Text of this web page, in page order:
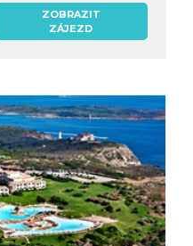
ZOBRAZIT
ZÁJEZD